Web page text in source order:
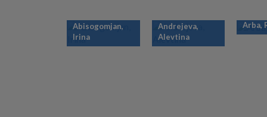
Abisogomjan,
Irina
Andrejeva,
Alevtina
Arba,
PAGINATION